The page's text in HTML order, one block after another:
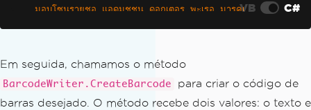
มอบโซนรายชอ แอดมชชน ดอกเตอร พะเรอ มารคเVB C#
Em seguida, chamamos o método
BarcodeWriter.CreateBarcode
para criar o código de
barras desejado. O método recebe dois valores: o texto e